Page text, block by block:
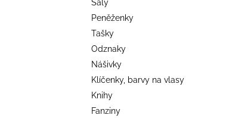
Šály
Peněženky
Tašky
Odznaky
Nášivky
Klíčenky, barvy na vlasy
Knihy
Fanziny